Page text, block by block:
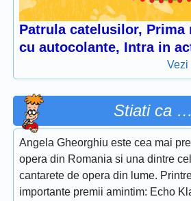
Patrula catelusilor, Prima
cu autocolante, Intra in
Vezi
Stiati ca …
Angela Gheorghiu este cea mai
opera din Romania si una dintre
cantarete de opera din lume.
importante premii amintim: Echo